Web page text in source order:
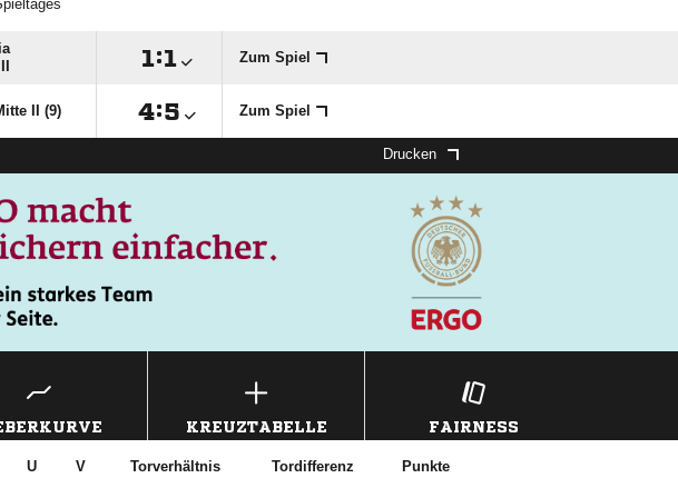
: Zum Spiel
II (9) : Zum Spiel
Drucken
KREUZTABELLE FAIRNESS
U V Torverhältnis Tordifferenz Punkte